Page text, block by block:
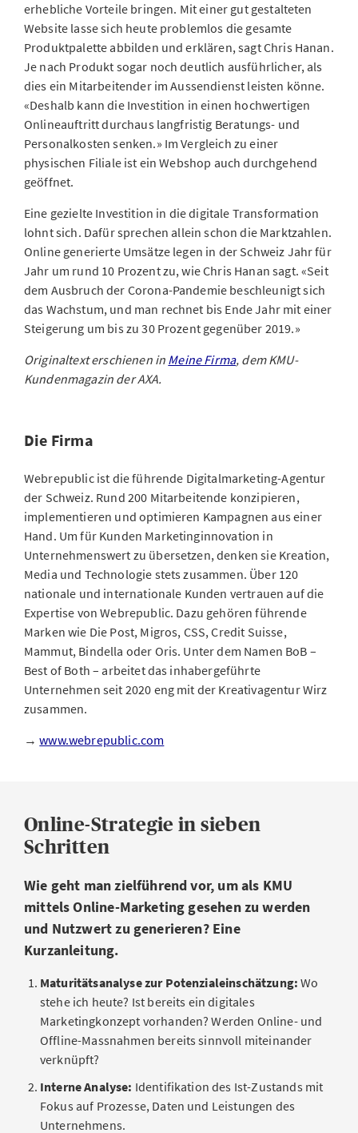
erhebliche Vorteile bringen. Mit einer gut gestalteten
Website lasse sich heute problemlos die gesamte
Produktpalette abbilden und erklären, sagt Chris Hanan.
Je nach Produkt sogar noch deutlich ausführlicher, als
dies ein Mitarbeitender im Aussendienst leisten könne.
«Deshalb kann die Investition in einen hochwertigen
Onlineauftritt durchaus langfristig Beratungs- und
Personalkosten senken.» Im Vergleich zu einer
physischen Filiale ist ein Webshop auch durchgehend
geöffnet.
Eine gezielte Investition in die digitale Transformation
lohnt sich. Dafür sprechen allein schon die Marktzahlen.
Online generierte Umsätze legen in der Schweiz Jahr für
Jahr um rund 10 Prozent zu, wie Chris Hanan sagt. «Seit
dem Ausbruch der Corona-Pandemie beschleunigt sich
das Wachstum, und man rechnet bis Ende Jahr mit einer
Steigerung um bis zu 30 Prozent gegenüber 2019.»
Originaltext erschienen in Meine Firma, dem KMU-
Kundenmagazin der AXA.
Die Firma
Webrepublic ist die führende Digitalmarketing-Agentur
der Schweiz. Rund 200 Mitarbeitende konzipieren,
implementieren und optimieren Kampagnen aus einer
Hand. Um für Kunden Marketinginnovation in
Unternehmenswert zu übersetzen, denken sie Kreation,
Media und Technologie stets zusammen. Über 120
nationale und internationale Kunden vertrauen auf die
Expertise von Webrepublic. Dazu gehören führende
Marken wie Die Post, Migros, CSS, Credit Suisse,
Mammut, Bindella oder Oris. Unter dem Namen BoB –
Best of Both – arbeitet das inhabergeführte
Unternehmen seit 2020 eng mit der Kreativagentur Wirz
zusammen.
→www.webrepublic.com
Online-Strategie in sieben
Schritten
Wie geht man zielführend vor, um als KMU
mittels Online-Marketing gesehen zu werden
und Nutzwert zu generieren? Eine
Kurzanleitung.
Maturitätsanalyse zur Potenzialeinschätzung: Wo
stehe ich heute? Ist bereits ein digitales
Marketingkonzept vorhanden? Werden Online- und
Offline-Massnahmen bereits sinnvoll miteinander
verknüpft?
Interne Analyse: Identifikation des Ist-Zustands mit
Fokus auf Prozesse, Daten und Leistungen des
Unternehmens.